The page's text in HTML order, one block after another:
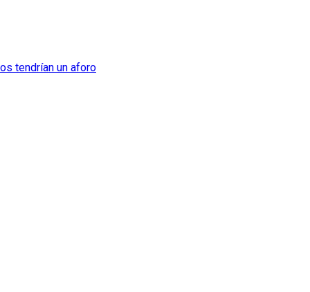
tendrían un aforo